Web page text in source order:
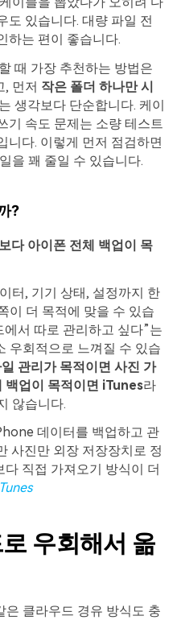
도 있습니다. 대량 파일 전
하는 편이 좋습니다.
때 가장 추천하는 방법은
, 먼저 작은 폴더 하나만 시
생각보다 단순합니다. 케이
기 속도 문제는 소량 테스트
니다. 이렇게 먼저 점검하면
을 꽤 줄일 수 있습니다.
?
다 아이폰 전체 백업이 목
터, 기기 상태, 설정까지 한
이 더 목적에 맞을 수 있습
서 따로 관리하고 싶다”는
우회적으로 느껴질 수 있습
관리가 목적이면 사진 가
백업이 목적이면 iTunes라
않습니다.
데이터를 백업하고 관
사진만 외장 저장장치로 정
직접 가져오기 방식이 더
우회해서 옮
은 클라우드 경유 방식도 충